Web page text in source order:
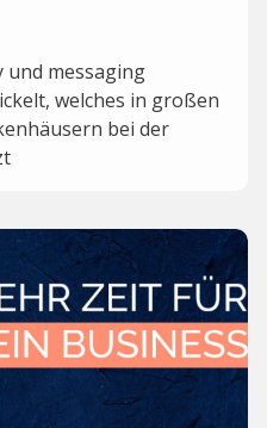
messaging
welches in großen
bei der